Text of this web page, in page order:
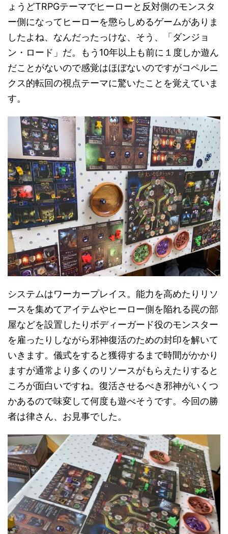
ょうどTRPGテーマでヒーローと反対側のモンスタ
ー側になってヒーローを懲らしめるゲームがありま
したよね、なんだったっけな、そう、「ダンジョ
ン・ロード」だ。もう10年以上も前に１度しか遊ん
だことがないので感覚はほぼないのですがコペルニ
クス的転回の視点テーマに驚いたことを覚えていま
す。
システムはワーカープレイス。能力を高めたりリソ
ースを集めてアイテムやヒーロー側を陥れる罠の部
屋などを設置したりボディーガード役のモンスター
を雇ったりしながら邪神復活のための封印を解いて
いきます。儀式をすると獲得するまで時間がかかり
ますが通常より多くのリソースがもらえたりすると
ころが面白いですね。復活させるべき邪神がいくつ
かあるので味変して何度も遊べそうです。今回の勝
者は律さん、お見事でした。